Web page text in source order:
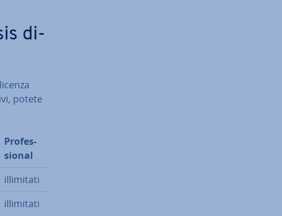
di­
potete
Pro­fes­
sio­nal
il­li­mi­ta­ti
il­li­mi­ta­ti